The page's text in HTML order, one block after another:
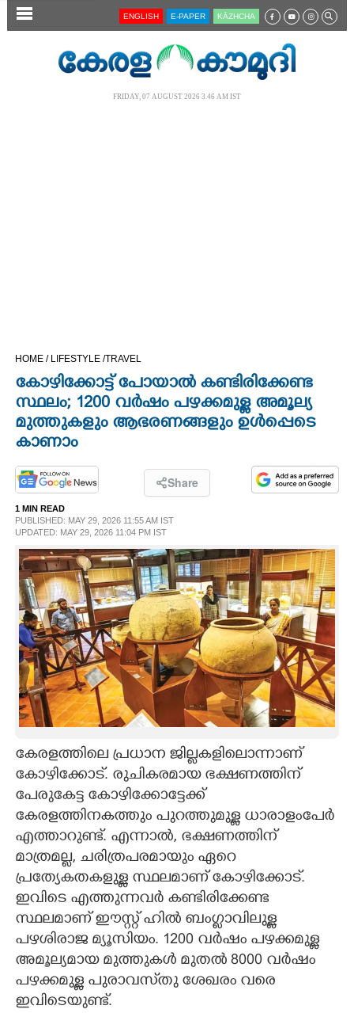
SECTIONS
OPINION
LIFESTYLE
SPIRITUAL
INFO+
ART
ASTRO
LITERATURE
CONTACT US
ENGLISH E-PAPER KĀZHCHA
FRIDAY, 07 AUGUST 2026 3.46 AM IST
HOME / LIFESTYLE /TRAVEL
കോഴിക്കോട്ട് പോയാൽ കണ്ടിരിക്കേണ്ട
സ്ഥലം; 1200 വർഷം പഴക്കമുള്ള അമൂല്യ
മുത്തുകളും ആഭരണങ്ങളും ഉൾപ്പെടെ
കാണാം
Share
1 MIN READ
PUBLISHED: MAY 29, 2026 11:55 AM IST
UPDATED: MAY 29, 2026 11:04 PM IST
കേരളത്തിലെ പ്രധാന ജില്ലകളിലൊന്നാണ്
കോഴിക്കോട്. രുചികരമായ ഭക്ഷണത്തിന്
പേരുകേട്ട കോഴിക്കോട്ടേക്ക്
കേരളത്തിനകത്തും പുറത്തുമുള്ള ധാരാളംപേർ
എത്താറുണ്ട്. എന്നാൽ, ഭക്ഷണത്തിന്
മാത്രമല്ല, ചരിത്രപരമായും ഏറെ
പ്രത്യേകതകളുള്ള സ്ഥലമാണ് കോഴിക്കോട്.
ഇവിടെ എത്തുന്നവർ കണ്ടിരിക്കേണ്ട
സ്ഥലമാണ് ഈസ്റ്റ് ഹിൽ ബംഗ്ലാവിലുള്ള
പഴശിരാജ മ്യൂസിയം. 1200 വർഷം പഴക്കമുള്ള
അമൂല്യമായ മുത്തുകൾ മുതൽ 8000 വർഷം
പഴക്കമുള്ള പുരാവസ്‌തു ശേഖരം വരെ
ഇവിടെയുണ്ട്.